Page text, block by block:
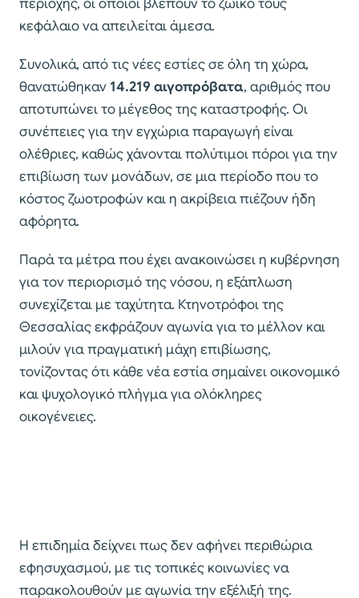
περιοχής, οι οποίοι βλέπουν το ζωικό τους
κεφάλαιο να απειλείται άμεσα.
Συνολικά, από τις νέες εστίες σε όλη τη χώρα,
θανατώθηκαν 14.219 αιγοπρόβατα, αριθμός που
αποτυπώνει το μέγεθος της καταστροφής. Οι
συνέπειες για την εγχώρια παραγωγή είναι
ολέθριες, καθώς χάνονται πολύτιμοι πόροι για την
επιβίωση των μονάδων, σε μια περίοδο που το
κόστος ζωοτροφών και η ακρίβεια πιέζουν ήδη
αφόρητα.
Παρά τα μέτρα που έχει ανακοινώσει η κυβέρνηση
για τον περιορισμό της νόσου, η εξάπλωση
συνεχίζεται με ταχύτητα. Κτηνοτρόφοι της
Θεσσαλίας εκφράζουν αγωνία για το μέλλον και
μιλούν για πραγματική μάχη επιβίωσης,
τονίζοντας ότι κάθε νέα εστία σημαίνει οικονομικό
και ψυχολογικό πλήγμα για ολόκληρες
οικογένειες.
Η επιδημία δείχνει πως δεν αφήνει περιθώρια
εφησυχασμού, με τις τοπικές κοινωνίες να
παρακολουθούν με αγωνία την εξέλιξή της.